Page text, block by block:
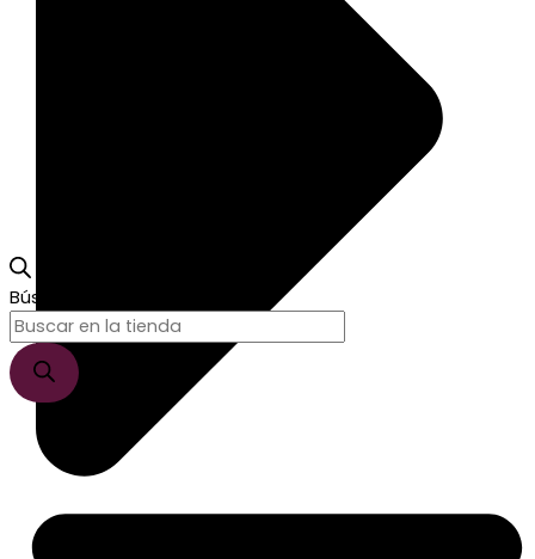
Búsqueda de productos